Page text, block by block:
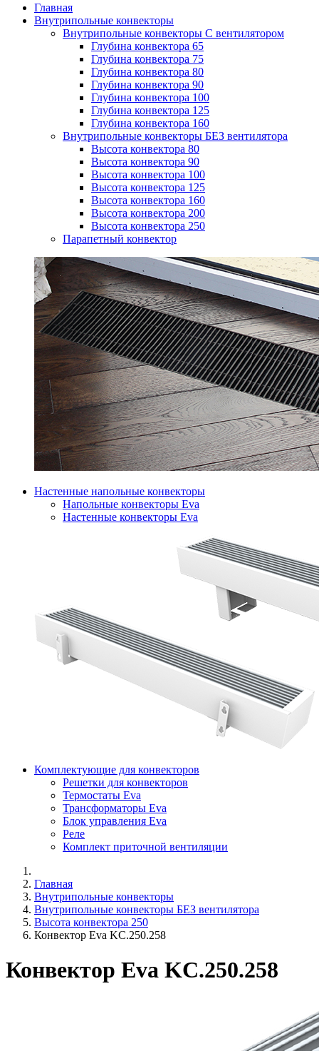
Главная
Внутрипольные конвекторы
Внутрипольные конвекторы С вентилятором
Глубина конвектора 65
Глубина конвектора 75
Глубина конвектора 80
Глубина конвектора 90
Глубина конвектора 100
Глубина конвектора 125
Глубина конвектора 160
Внутрипольные конвекторы БЕЗ вентилятора
Высота конвектора 80
Высота конвектора 90
Высота конвектора 100
Высота конвектора 125
Высота конвектора 160
Высота конвектора 200
Высота конвектора 250
Парапетный конвектор
Настенные напольные конвекторы
Напольные конвекторы Eva
Настенные конвекторы Eva
Комплектующие для конвекторов
Решетки для конвекторов
Термостаты Eva
Трансформаторы Eva
Блок управления Eva
Реле
Комплект приточной вентиляции
Главная
Внутрипольные конвекторы
Внутрипольные конвекторы БЕЗ вентилятора
Высота конвектора 250
Конвектор Eva KC.250.258
Конвектор Eva KC.250.258